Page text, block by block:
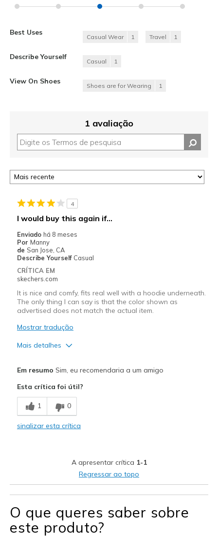
Best Uses
Casual Wear 1 Travel 1
Describe Yourself
Casual 1
View On Shoes
Shoes are for Wearing 1
1 avaliação
4
I would buy this again if...
Enviado há 8 meses
Por Manny
de San Jose, CA
Describe Yourself Casual
CRÍTICA EM
skechers.com
It is nice and comfy, fits real well with a hoodie underneath.
The only thing I can say is that the color shown as
advertised does not match the actual item.
Mostrar tradução
Mais detalhes
Comfortable
Durable
Color shown on product info does not match!
Travel
Em resumo Sim, eu recomendaria a um amigo
Esta crítica foi útil?
1 0
sinalizar esta crítica
A apresentar crítica 1-1
Regressar ao topo
O que queres saber sobre
este produto?